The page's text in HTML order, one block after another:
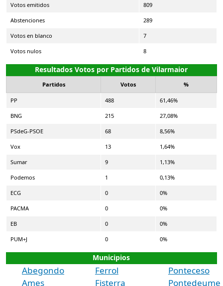
Votos emitidos 809
Abstenciones 289
Votos en blanco 7
Votos nulos 8
Resultados Votos por Partidos de Vilarmaior
Partidos Votos %
PP 488 61,46%
BNG 215 27,08%
PSdeG-PSOE 68 8,56%
Vox 13 1,64%
Sumar 9 1,13%
Podemos 1 0,13%
ECG 0 0%
PACMA 0 0%
EB 0 0%
PUM+J 0 0%
Municipios
Abegondo
Ames
Ferrol
Fisterra
Ponteceso
Pontedeume